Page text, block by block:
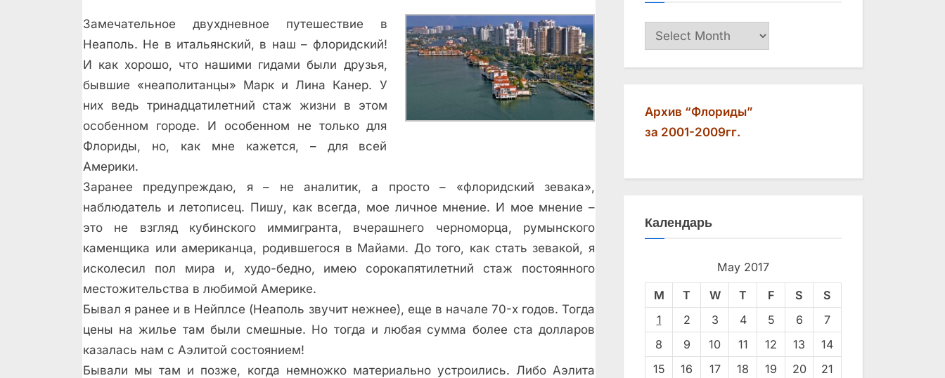
Замечательное двухдневное путешествие в
Неаполь. Не в итальянский, в наш – флоридский!
И как хорошо, что нашими гидами были друзья,
бывшие «неаполитанцы» Марк и Лина Канер. У
них ведь тринадцатилетний стаж жизни в этом
особенном городе. И особенном не только для
Флориды, но, как мне кажется, – для всей
Америки.
Заранее предупреждаю, я – не аналитик, а просто – «флоридский зевака»,
наблюдатель и летописец. Пишу, как всегда, мое личное мнение. И мое мнение –
это не взгляд кубинского иммигранта, вчерашнего черноморца, румынского
каменщика или американца, родившегося в Майами. До того, как стать зевакой, я
исколесил пол мира и, худо-бедно, имею сорокапятилетний стаж постоянного
местожительства в любимой Америке.
Бывал я ранее и в Нейплсе (Неаполь звучит нежнее), еще в начале 70-х годов. Тогда
цены на жилье там были смешные. Но тогда и любая сумма более ста долларов
казалась нам с Аэлитой состоянием!
Бывали мы там и позже, когда немножко материально устроились. Либо Аэлита
Архив
Архив “Флориды”
за 2001-2009гг.
Календарь
May 2017
M T W T F S
S
1
2 3 4 5 6
7
8
9 10 11 12 13
14
15
16 17 18 19 20
21